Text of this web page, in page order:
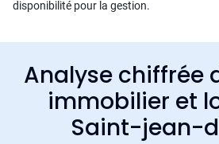
disponibilité pour la gestion.
Analyse chiffrée
immobilier et
Saint-jean-